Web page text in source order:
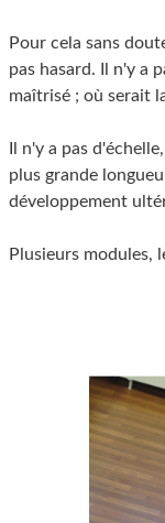
Pour cela sans
pas hasard. Il n'y a
maîtrisé ; où serait
Il n'y a pas
plus grande
développement
Plusieurs modules,